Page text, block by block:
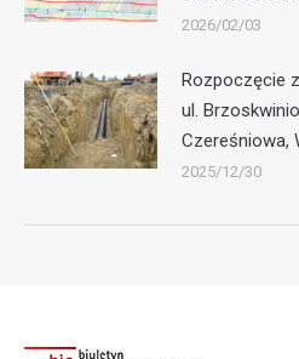
2026/02/03
Rozpoczęcie
ul.
Czereśniowa,
2025/12/30